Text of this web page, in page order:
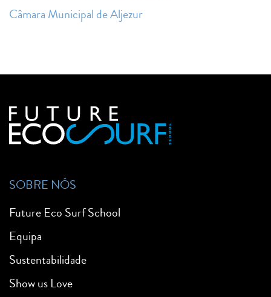
Câmara Municipal de Aljezur
SOBRE NÓS
Future Eco Surf School
Equipa
Sustentabilidade
Show us Love